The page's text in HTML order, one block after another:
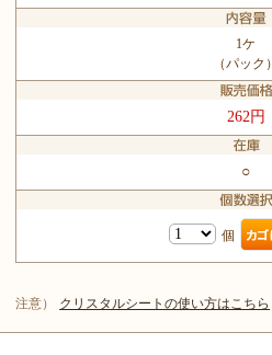
1ケ
（パック）
262円
○
個
注意） クリスタルシートの使い方はこちら